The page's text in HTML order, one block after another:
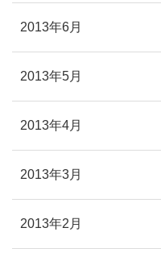
2013年6月
2013年5月
2013年4月
2013年3月
2013年2月